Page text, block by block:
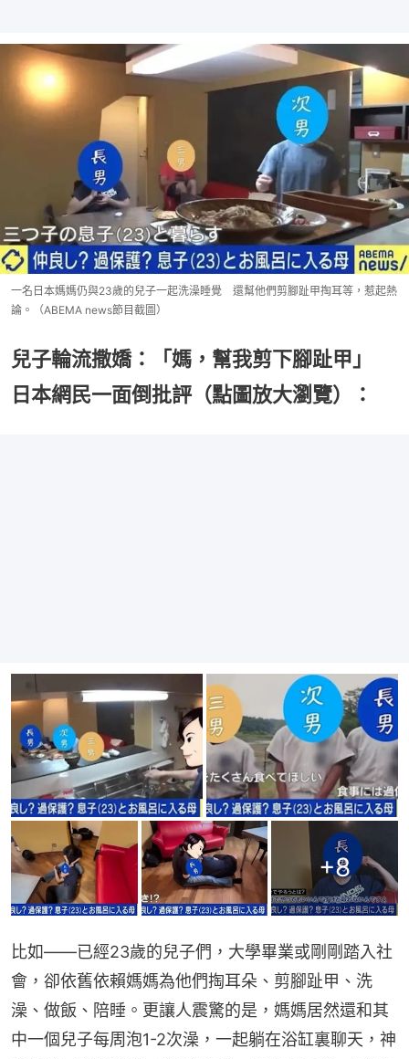
一名日本媽媽仍與23歲的兒子一起洗澡睡覺 還幫他們剪腳趾甲掏耳等，惹起熱
論。（ABEMA news節目截圖）
兒子輪流撒嬌：「媽，幫我剪下腳趾甲」
日本網民一面倒批評（點圖放大瀏覽）：
+8
比如——已經23歲的兒子們，大學畢業或剛剛踏入社
會，卻依舊依賴媽媽為他們掏耳朵、剪腳趾甲、洗
澡、做飯、陪睡。更讓人震驚的是，媽媽居然還和其
中一個兒子每周泡1-2次澡，一起躺在浴缸裏聊天，神